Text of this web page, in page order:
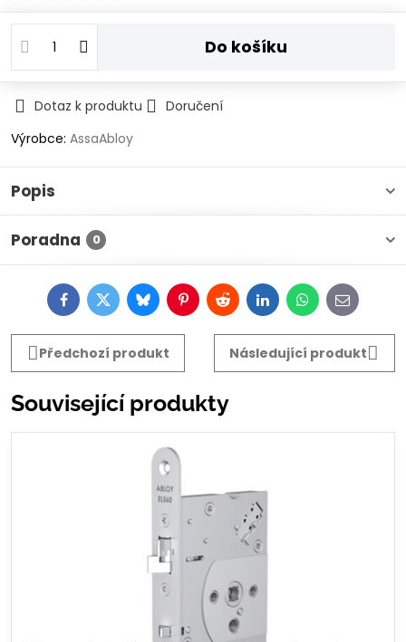
Do košíku
Dotaz k produktu
Doručení
Výrobce: AssaAbloy
Popis
Poradna 0
FacebookTwitterBlueskyPinterestRedditLinkedInWhatsApp
E-
mail
Předchozí produkt
Následující produkt
Související produkty